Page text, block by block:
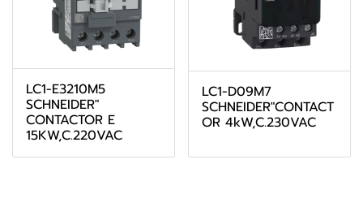
LC1-E3210M5
SCHNEIDER"
CONTACTOR E
15KW,C.220VAC
LC1-D09M7
SCHNEIDER"CONTACT
OR 4kW,C.230VAC